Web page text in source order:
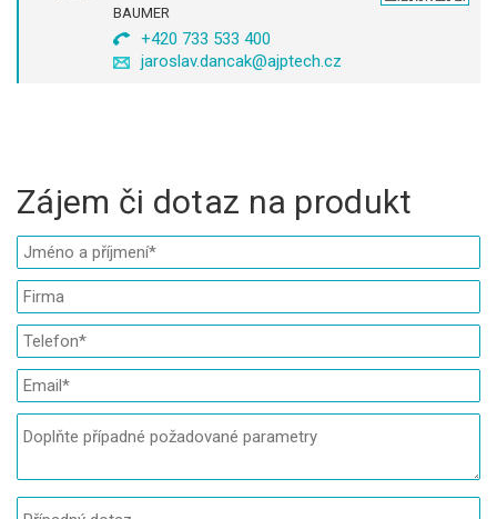
BAUMER
+420 733 533 400
jaroslav.dancak@ajptech.cz
Zájem či dotaz na produkt